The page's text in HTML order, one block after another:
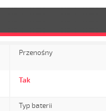
Przenośny
Tak
Typ baterii